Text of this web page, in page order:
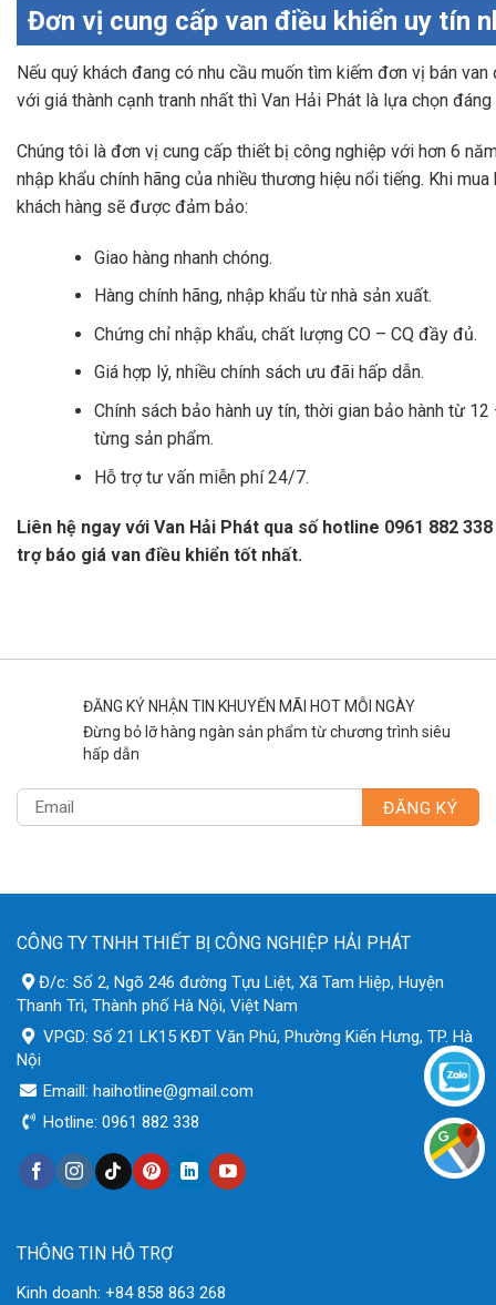
Đơn vị cung cấp van điều khiển uy tín
Nếu quý khách đang có nhu cầu muốn tìm kiếm đơn vị bán
với giá thành cạnh tranh nhất thì Van Hải Phát là lựa chọn đáng
Chúng tôi là đơn vị cung cấp thiết bị công nghiệp với hơn 6
nhập khẩu chính hãng của nhiều thương hiệu nổi tiếng. Khi
khách hàng sẽ được đảm bảo:
Giao hàng nhanh chóng.
Hàng chính hãng, nhập khẩu từ nhà sản xuất.
Chứng chỉ nhập khẩu, chất lượng CO – CQ đầy đủ.
Giá hợp lý, nhiều chính sách ưu đãi hấp dẫn.
Chính sách bảo hành uy tín, thời gian bảo hành từ
từng sản phẩm.
Hỗ trợ tư vấn miễn phí 24/7.
Liên hệ ngay với Van Hải Phát qua số hotline 0961 882
trợ báo giá van điều khiển tốt nhất.
ĐĂNG KÝ NHẬN TIN KHUYẾN MÃI HOT MỖI NGÀY
Đừng bỏ lỡ hàng ngàn sản phẩm từ chương trình siêu
hấp dẫn
CÔNG TY TNHH THIẾT BỊ CÔNG NGHIỆP HẢI PHÁT
Đ/c: Số 2, Ngõ 246 đường Tựu Liệt, Xã Tam Hiệp, Huyện
Thanh Trì, Thành phố Hà Nội, Việt Nam
VPGD: Số 21 LK15 KĐT Văn Phú, Phường Kiến Hưng, TP. Hà
Nội
Emaill: haihotline@gmail.com
Hotline: 0961 882 338
THÔNG TIN HỖ TRỢ
Kinh doanh: +84 858 863 268